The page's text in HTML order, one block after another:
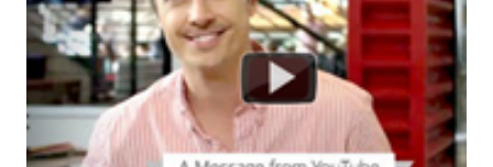
पहिले गुगल ग्लास बारे बनाइएको भिडियो हेर्नुहोस् । How it feels
through Google Glass: Here's my review after having
Google Glass for two weeks: 1. I will never live a day
of my life from now on without it (or a competitor).
It's that significant. 2. The success of this totally